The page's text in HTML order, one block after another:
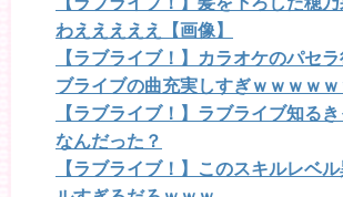
わえええええ【画像】
【ラブライブ！】カラオケのパセ
ブライブの曲充実しすぎｗｗｗｗｗ
【ラブライブ！】ラブライブ知る
なんだった？
【ラブライブ！】このスキルレベ